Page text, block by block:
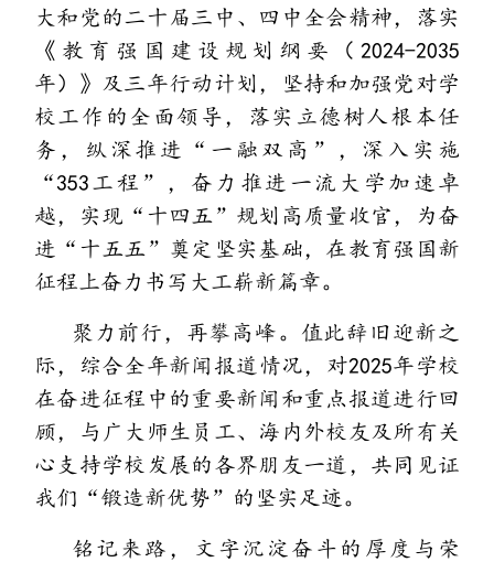
大和党的二十届三中、四中全会精神，落实
《教育强国建设规划纲要（2024-2035
年）》及三年行动计划，坚持和加强党对学
校工作的全面领导，落实立德树人根本任
务，纵深推进“一融双高”，深入实施
“353工程”，奋力推进一流大学加速卓
越，实现“十四五”规划高质量收官，为奋
进“十五五”奠定坚实基础，在教育强国新
征程上奋力书写大工崭新篇章。
聚力前行，再攀高峰。值此辞旧迎新之
际，综合全年新闻报道情况，对2025年学校
在奋进征程中的重要新闻和重点报道进行回
顾，与广大师生员工、海内外校友及所有关
心支持学校发展的各界朋友一道，共同见证
我们“锻造新优势”的坚实足迹。
铭记来路，文字沉淀奋斗的厚度与荣